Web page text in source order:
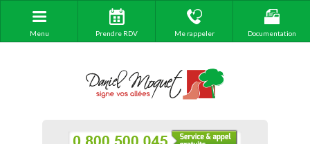
Menu Prendre RDV Me rappeler Documentation